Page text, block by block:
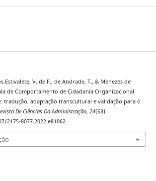
Estivalete, V. de F., de Andrade, T., & Menezes de
de Comportamento de Cidadania Organizacional
tradução, adaptação transcultural e validação para o
De Ciências Da Administração, 24(63).
2175-8077.2022.e81062